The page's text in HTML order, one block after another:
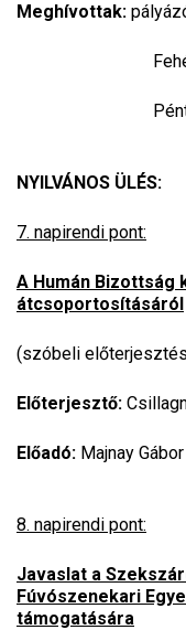
Meghívottak:
Fehér Miklós
Péntekné
NYILVÁNOS ÜLÉS:
7. napirendi pont:
A Humán
átcsoportosításáról
(szóbeli
Előterjesztő:
Előadó: Majnay
8. napirendi pont:
Javaslat a
Fúvószenekari
támogatására